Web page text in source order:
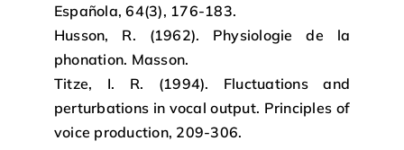
Española, 64(3), 176-183.
Husson, R. (1962). Physiologie de la
phonation. Masson.
Titze, I. R. (1994). Fluctuations and
perturbations in vocal output. Principles of
voice production, 209-306.